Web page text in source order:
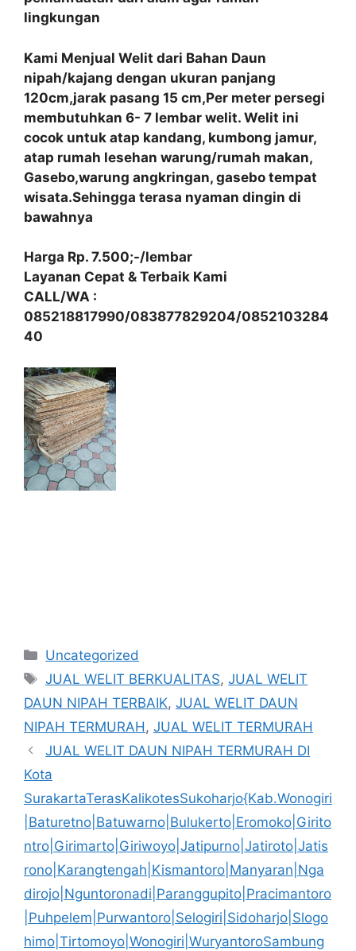
lingkungan
Kami Menjual Welit dari Bahan Daun
nipah/kajang dengan ukuran panjang
120cm,jarak pasang 15 cm,Per meter persegi
membutuhkan 6- 7 lembar welit. Welit ini
cocok untuk atap kandang, kumbong jamur,
atap rumah lesehan warung/rumah makan,
Gasebo,warung angkringan, gasebo tempat
wisata.Sehingga terasa nyaman dingin di
bawahnya
Harga Rp. 7.500;-/lembar
Layanan Cepat & Terbaik Kami
CALL/WA :
085218817990/083877829204/0852103284
40
Kategori
Uncategorized
Tag
JUAL WELIT BERKUALITAS,JUAL WELIT
DAUN NIPAH TERBAIK, JUAL WELIT DAUN
NIPAH TERMURAH, JUAL WELIT TERMURAH
JUAL WELIT DAUN NIPAH TERMURAH DI
Kota
SurakartaTerasKalikotesSukoharjo{Kab.Wonogiri
|Baturetno|Batuwarno|Bulukerto|Eromoko|Girito
ntro|Girimarto|Giriwoyo|Jatipurno|Jatiroto|Jatis
rono|Karangtengah|Kismantoro|Manyaran|Nga
dirojo|Nguntoronadi|Paranggupito|Pracimantoro
|Puhpelem|Purwantoro|Selogiri|Sidoharjo|Slogo
himo|Tirtomoyo|Wonogiri|WuryantoroSambung